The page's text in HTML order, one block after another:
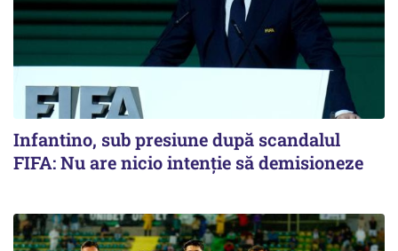
Infantino, sub presiune după scandalul
FIFA: Nu are nicio intenție să demisioneze